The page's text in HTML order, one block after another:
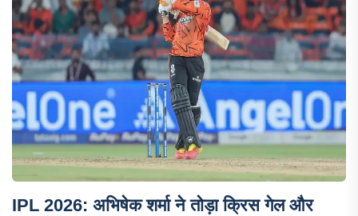
IPL 2026: अभिषेक शर्मा ने तोड़ा क्रिस गेल और